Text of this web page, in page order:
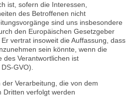
ist, sofern die Interessen,
des Betroffenen nicht
sind uns insbesondere
den Europäischen Gesetzgeber
vertrat insoweit die Auffassung, dass
sein könnte, wenn die
des Verantwortlichen ist
GVO).
Verarbeitung, die von dem
Dritten verfolgt werden